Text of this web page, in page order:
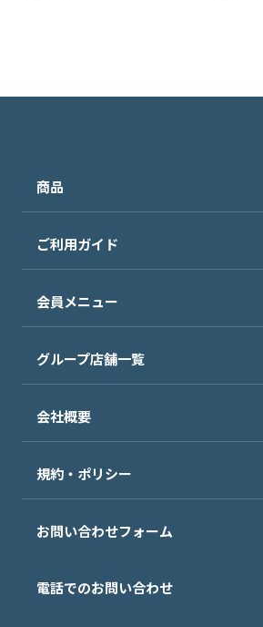
商品
ご利用ガイド
会員メニュー
グループ店舗一覧
会社概要
規約・ポリシー
お問い合わせフォーム
電話でのお問い合わせ